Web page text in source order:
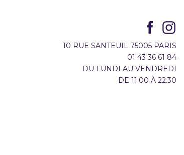
10 RUE SANTEUIL 75005 PARIS
01 43 36 61 84
DU LUNDI AU VENDREDI
DE 11.00 À 22.30